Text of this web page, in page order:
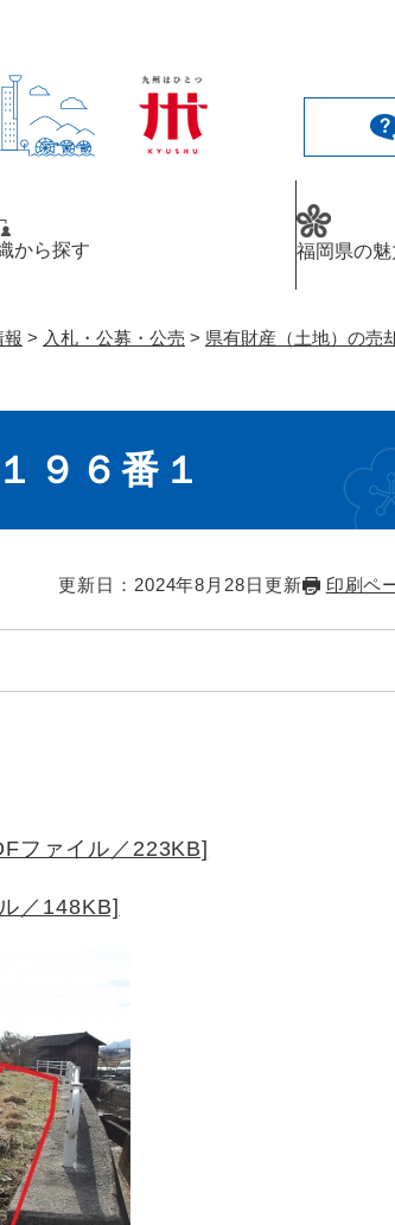
から探す 福岡県の魅
報 > 入札・公募・公売 > 県有財産（土地）の売
９６番１
更新日：2024年8月28日更新 印刷ペ
ファイル／223KB]
／148KB]